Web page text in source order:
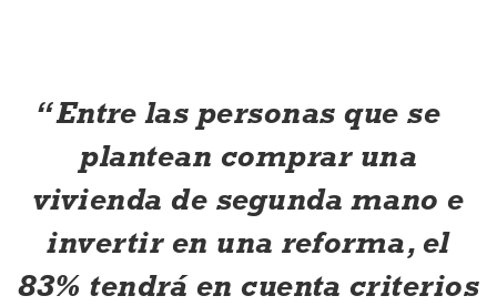
Entre las personas que se
plantean comprar una
vivienda de segunda mano e
invertir en una reforma, el
83% tendrá en cuenta criterios